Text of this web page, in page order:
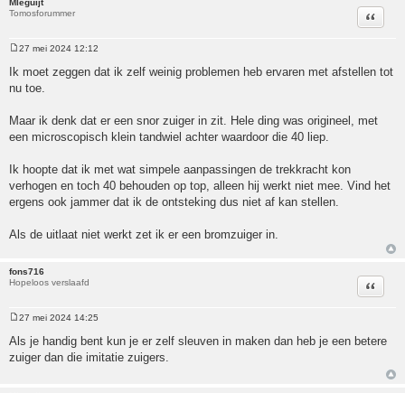
Mleguijt
Tomosforummer
Citeer
27 mei 2024 12:12
Ik moet zeggen dat ik zelf weinig problemen heb ervaren met afstellen tot
nu toe.
Maar ik denk dat er een snor zuiger in zit. Hele ding was origineel, met
een microscopisch klein tandwiel achter waardoor die 40 liep.
Ik hoopte dat ik met wat simpele aanpassingen de trekkracht kon
verhogen en toch 40 behouden op top, alleen hij werkt niet mee. Vind het
ergens ook jammer dat ik de ontsteking dus niet af kan stellen.
Als de uitlaat niet werkt zet ik er een bromzuiger in.
fons716
Hopeloos verslaafd
Citeer
27 mei 2024 14:25
Als je handig bent kun je er zelf sleuven in maken dan heb je een betere
zuiger dan die imitatie zuigers.